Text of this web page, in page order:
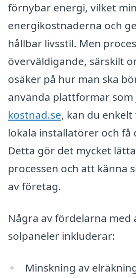
förnybar energi, vilket
energikostnaderna och
hållbar livsstil. Men
överväldigande, särskilt
osäker på hur man ska
använda plattformar som
kostnad.se, kan du
lokala installatörer och få
Detta gör det mycket
processen och att känna
av företag.
Några av fördelarna med
solpaneler inkluderar:
Minskning av